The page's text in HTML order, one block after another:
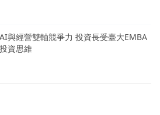
與經營雙軸競爭力 投資長受臺大EMBA
資思維